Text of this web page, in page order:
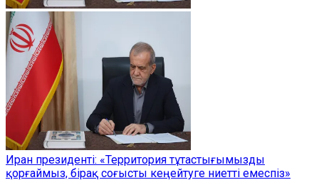
Иран президенті: «Территория тұтастығымызды
қорғаймыз, бірақ соғысты кеңейтуге ниетті емеспіз»